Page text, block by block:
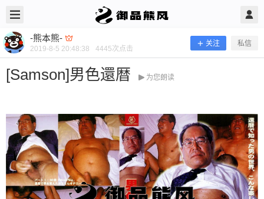
-熊本熊-
2019-8-5 20:48:38 4445次点击
关注 私信
[Samson]男色還暦 为您朗读
-熊本熊- @ 御品熊风 2019/8/05